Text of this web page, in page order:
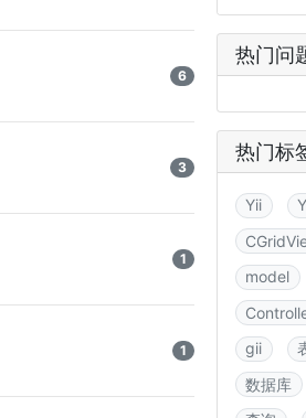
6
3
1
1
热门问
热门标
Yii
model
gii
数据库